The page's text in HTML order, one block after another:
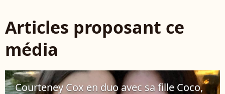
Articles proposant ce
média
Courteney Cox en duo avec sa fille Coco,